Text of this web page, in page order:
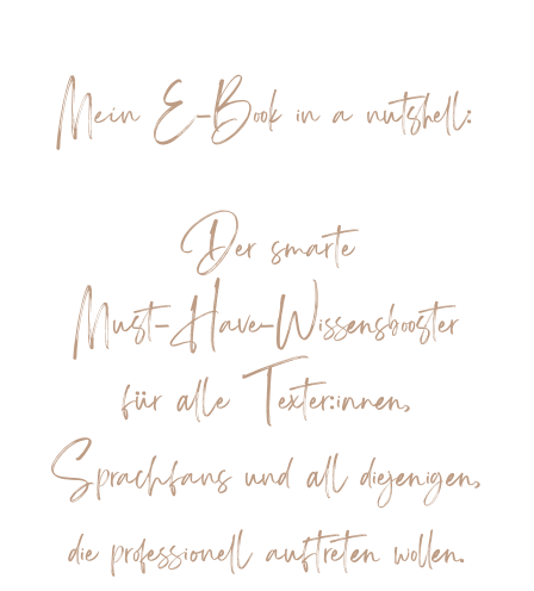
Mein E-Book in a nutshell:
Der smarte
Must-Have-Wissensbooster
für alle Texter:innen,
Sprachfans und all diejenigen,
die professionell auftreten wollen.